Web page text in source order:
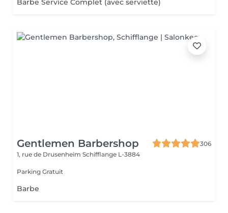
Barbe Service Complet (avec serviette)
Gentlemen Barbershop
306
1, rue de Drusenheim Schifflange L-3884
Parking Gratuit
Barbe